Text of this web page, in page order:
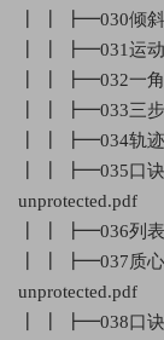
┃ ┃ ┣━030倾斜
┃ ┃ ┣━031运动
┃ ┃ ┣━032一角
┃ ┃ ┣━033三步
┃ ┃ ┣━034轨迹
┃ ┃ ┣━035口诀
unprotected.pdf
┃ ┃ ┣━036列表
┃ ┃ ┣━037质心
unprotected.pdf
┃ ┃ ┣━038口诀